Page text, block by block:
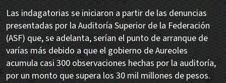
Las indagatorias se iniciaron a partir de las denuncias
presentadas por la Auditoría Superior de la Federación
(ASF) que, se adelanta, serían el punto de arranque de
varías más debido a que el gobierno de Aureoles
acumula casi 300 observaciones hechas por la auditoría,
por un monto que supera los 30 mil millones de pesos.